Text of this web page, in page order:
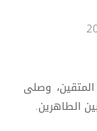
وصلى
الطاهرين.